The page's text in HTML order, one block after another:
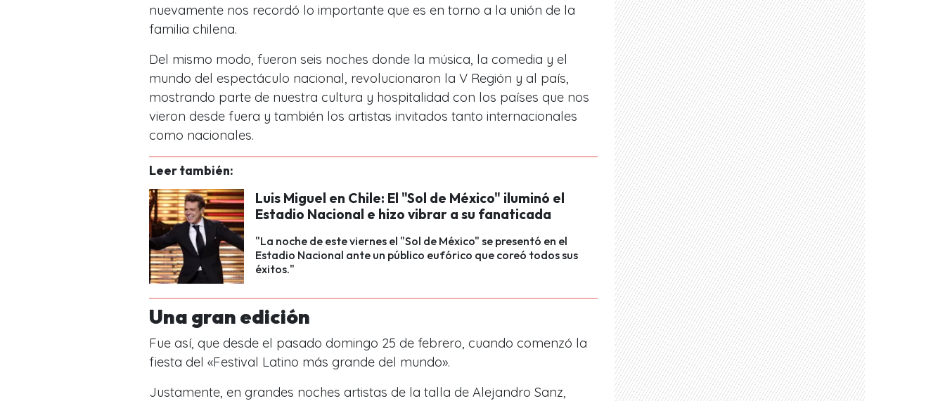
nuevamente nos recordó lo importante que es en torno a la unión de la
familia chilena.
Del mismo modo, fueron seis noches donde la música, la comedia y el
mundo del espectáculo nacional, revolucionaron la V Región y al país,
mostrando parte de nuestra cultura y hospitalidad con los países que nos
vieron desde fuera y también los artistas invitados tanto internacionales
como nacionales.
Leer también:
Luis Miguel en Chile: El "Sol de México" iluminó el
Estadio Nacional e hizo vibrar a su fanaticada
"La noche de este viernes el "Sol de México" se presentó en el
Estadio Nacional ante un público eufórico que coreó todos sus
éxitos."
Una gran edición
Fue así, que desde el pasado domingo 25 de febrero, cuando comenzó la
fiesta del «Festival Latino más grande del mundo».
Justamente, en grandes noches artistas de la talla de Alejandro Sanz,